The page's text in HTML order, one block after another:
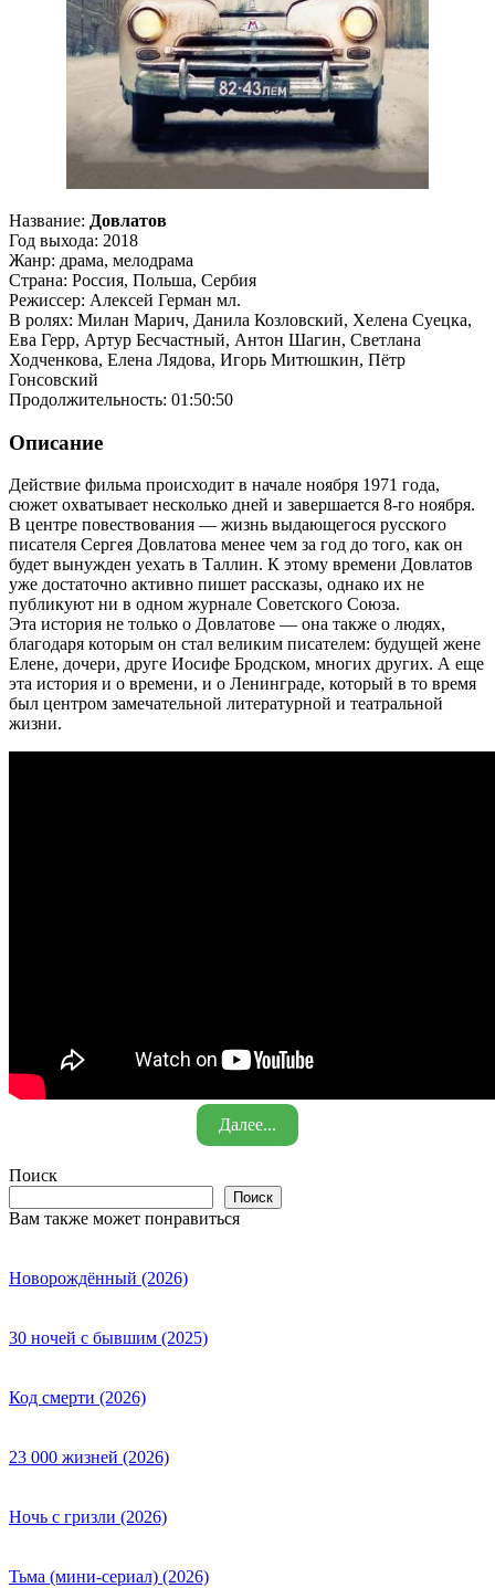
Название: Довлатов
Год выхода: 2018
Жанр: драма, мелодрама
Страна: Россия, Польша, Сербия
Режиссер: Алексей Герман мл.
В ролях: Милан Марич, Данила Козловский, Хелена Суецка,
Ева Герр, Артур Бесчастный, Антон Шагин, Светлана
Ходченкова, Елена Лядова, Игорь Митюшкин, Пётр
Гонсовский
Продолжительность: 01:50:50
Описание
Действие фильма происходит в начале ноября 1971 года,
сюжет охватывает несколько дней и завершается 8-го ноября.
В центре повествования — жизнь выдающегося русского
писателя Сергея Довлатова менее чем за год до того, как он
будет вынужден уехать в Таллин. К этому времени Довлатов
уже достаточно активно пишет рассказы, однако их не
публикуют ни в одном журнале Советского Союза.
Эта история не только о Довлатове — она также о людях,
благодаря которым он стал великим писателем: будущей жене
Елене, дочери, друге Иосифе Бродском, многих других. А еще
эта история и о времени, и о Ленинграде, который в то время
был центром замечательной литературной и театральной
жизни.
Далее...
Поиск
Поиск
Вам также может понравиться
Новорождённый (2026)
30 ночей с бывшим (2025)
Код смерти (2026)
23 000 жизней (2026)
Ночь с гризли (2026)
Тьма (мини-сериал) (2026)